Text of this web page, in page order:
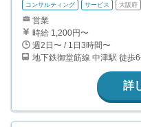
コンサルティング サービス 大阪府
営業
時給 1,200円〜
週2日〜 / 1日3時間〜
地下鉄御堂筋線 中津駅 徒歩
詳